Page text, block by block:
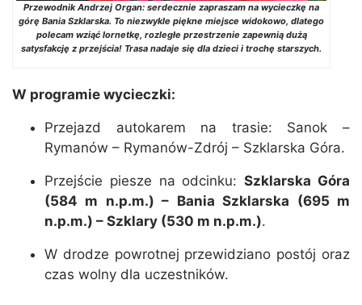
Przewodnik Andrzej Organ: serdecznie zapraszam na wycieczkę na
górę Bania Szklarska. To niezwykle piękne miejsce widokowo, dlatego
polecam wziąć lornetkę, rozległe przestrzenie zapewnią dużą
satysfakcję z przejścia! Trasa nadaje się dla dzieci i trochę starszych.
W programie wycieczki:
Przejazd autokarem na trasie: Sanok –
Rymanów – Rymanów-Zdrój – Szklarska Góra.
Przejście piesze na odcinku:Szklarska Góra
(584 m n.p.m.) – Bania Szklarska (695 m
n.p.m.) – Szklary (530 m n.p.m.).
W drodze powrotnej przewidziano postój oraz
czas wolny dla uczestników.